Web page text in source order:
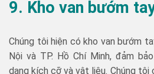
9. Kho van bướm
Chúng tôi hiện có kho van bướm
Nội và TP. Hồ Chí Minh, đảm
dạng kích cỡ và vật liệu. Chúng tôi